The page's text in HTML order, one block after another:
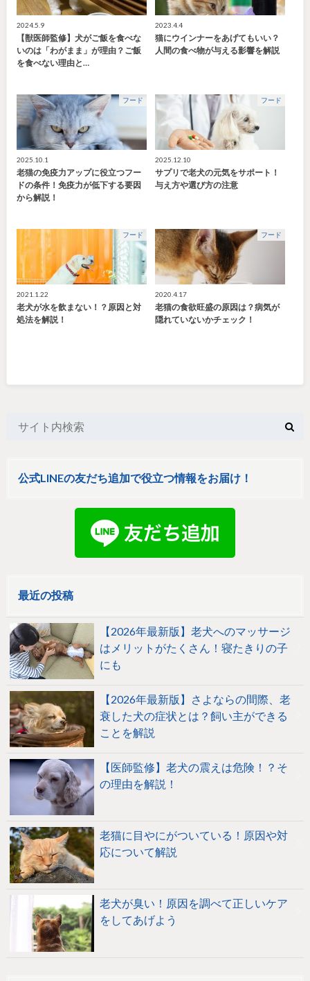
2024.5.9
【獣医師監修】犬がご飯を食べな
いのは「わがまま」が理由？ご飯
を食べない理由と…
2023.4.4
猫にウインナーをあげてもいい？
人間の食べ物が与える影響を解説
フード
2025.10.1
老猫の免疫力アップに役立つフー
ドの条件！免疫力が低下する要因
から解説！
フード
2025.12.10
サプリで老犬の元気をサポート！
与え方や選び方の注意
フード
2021.1.22
老犬が水を飲まない！？原因と対
処法を解説！
フード
2020.4.17
老猫の食欲旺盛の原因は？病気が
隠れていないかチェック！
公式LINEの友だち追加で役立つ情報をお届け！
最近の投稿
【2026年最新版】老犬へのマッサージ
はメリットがたくさん！寝たきりの子
にも
【2026年最新版】さよならの間際、老
衰した犬の症状とは？飼い主ができる
ことを解説
【医師監修】老犬の震えは危険！？そ
の理由を解説！
老猫に目やにがついている！原因や対
応について解説
老犬が臭い！原因を調べて正しいケア
をしてあげよう